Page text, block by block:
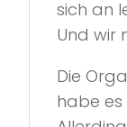
sich an
Und wir
Die
habe es